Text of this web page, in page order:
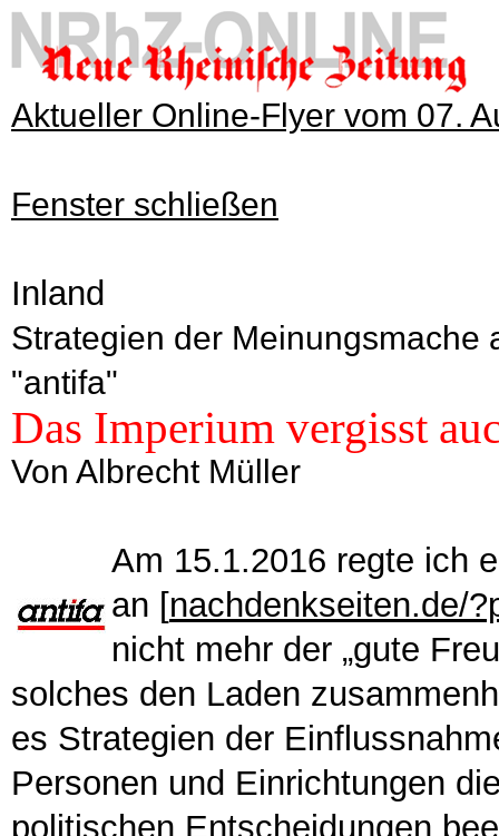
Aktueller Online-Flyer vom 07.
Fenster schließen
Inland
Strategien der Meinungsmache
"antifa"
Das Imperium vergisst
Von Albrecht Müller
Am 15.1.2016 regte ich
an [nachdenkseiten.de/
nicht mehr der „gute
solches den Laden
es Strategien der
Personen und Einrichtungen
politischen Entscheidungen